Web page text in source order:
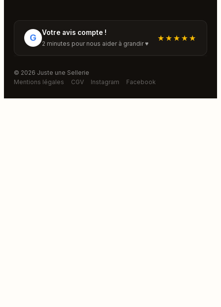
G Votre avis compte !
2 minutes pour nous aider à grandir ♥
★★★★★
© 2026 Juste une Sellerie
Mentions légales
CGV Instagram Facebook